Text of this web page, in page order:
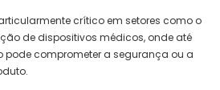
crítico em setores como o
de dispositivos médicos, onde até
comprometer a segurança ou a